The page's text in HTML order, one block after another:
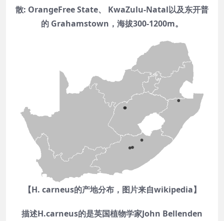
散: OrangeFree State、 KwaZulu-Natal以及东开普
的 Grahamstown，海拔300-1200m。
【H. carneus的产地分布，图片来自wikipedia】
描述H.carneus的是英国植物学家John Bellenden